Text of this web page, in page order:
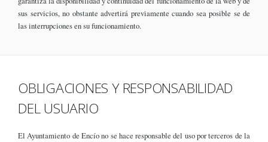
sus servicios, no obstante advertirá previamente cuando sea posible se de
las interrupciones en su funcionamiento.
OBLIGACIONES Y RESPONSABILIDAD
DEL USUARIO
El Ayuntamiento de Encío no se hace responsable del uso por terceros de la